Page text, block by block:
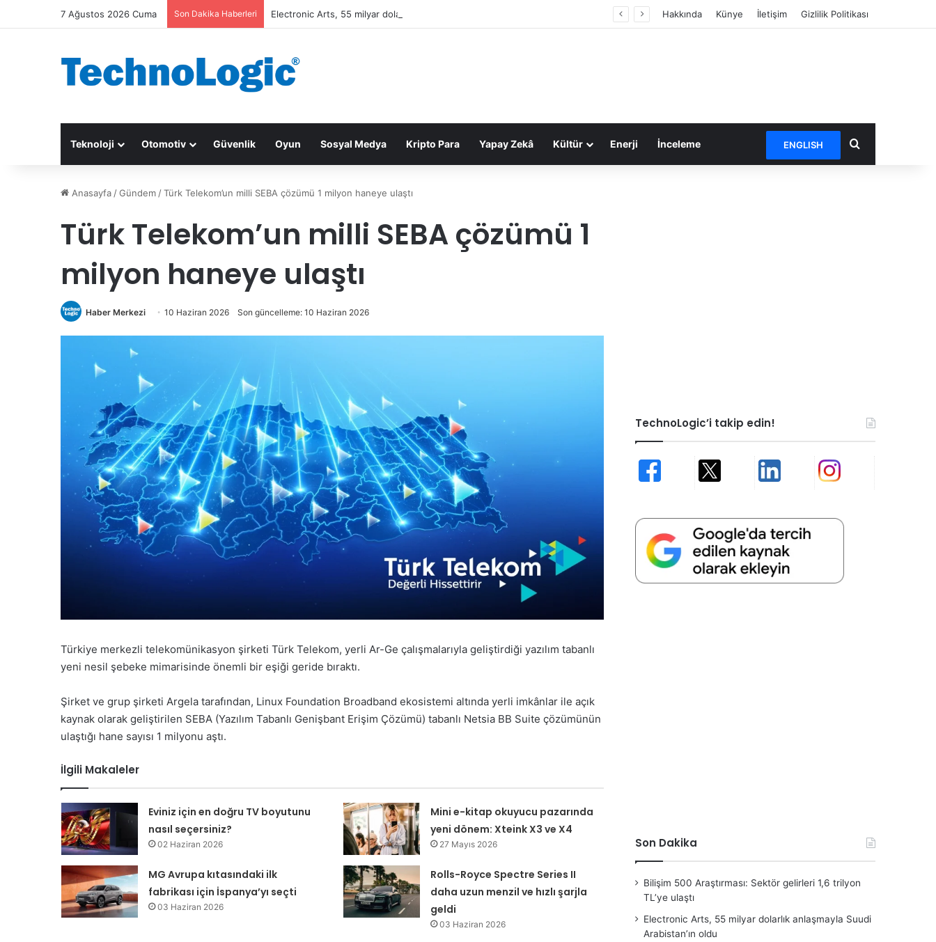
7 Ağustos 2026 Cuma Son Dakika Haberleri Electronic Arts, 55 milyar dolarlık anlaşmayla Suudi Arabistan’ın oldu Hakkında Künye İletişim Gizlilik Politikası
Teknoloji Otomotiv Güvenlik Oyun Sosyal Medya Kripto Para Yapay Zekâ Kültür Enerji İnceleme ENGLISH Arama yap ...
Anasayfa /Gündem /Türk Telekom’un milli SEBA çözümü 1 milyon haneye ulaştı
Türk Telekom’un milli SEBA çözümü 1
milyon haneye ulaştı
Haber Merkezi 10 Haziran 2026 Son güncelleme: 10 Haziran 2026
Türkiye merkezli telekomünikasyon şirketi Türk Telekom, yerli Ar-Ge çalışmalarıyla geliştirdiği yazılım tabanlı
yeni nesil şebeke mimarisinde önemli bir eşiği geride bıraktı.
Şirket ve grup şirketi Argela tarafından, Linux Foundation Broadband ekosistemi altında yerli imkânlar ile açık
kaynak olarak geliştirilen SEBA (Yazılım Tabanlı Genişbant Erişim Çözümü) tabanlı Netsia BB Suite çözümünün
ulaştığı hane sayısı 1 milyonu aştı.
İlgili Makaleler
Eviniz için en doğru TV boyutunu
nasıl seçersiniz?
02 Haziran 2026
Mini e-kitap okuyucu pazarında
yeni dönem: Xteink X3 ve X4
27 Mayıs 2026
MG Avrupa kıtasındaki ilk
fabrikası için İspanya’yı seçti
03 Haziran 2026
Rolls-Royce Spectre Series II
daha uzun menzil ve hızlı şarjla
geldi
03 Haziran 2026
TechnoLogic’i takip edin!
Son Dakika
Bilişim 500 Araştırması: Sektör gelirleri 1,6 trilyon
TL’ye ulaştı
Electronic Arts, 55 milyar dolarlık anlaşmayla Suudi
Arabistan’ın oldu